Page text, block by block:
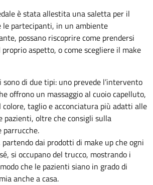
è stata allestita una saletta per il
le partecipanti, in un ambiente
possano riscoprire come prendersi
aspetto, o come scegliere il make
di due tipi: uno prevede l’intervento
offrono un massaggio al cuoio capelluto,
taglio e acconciatura più adatti alle
pazienti, oltre che consigli sulla
parrucche.
dai prodotti di make up che ogni
si occupano del trucco, mostrando i
che le pazienti siano in grado di
anche a casa.